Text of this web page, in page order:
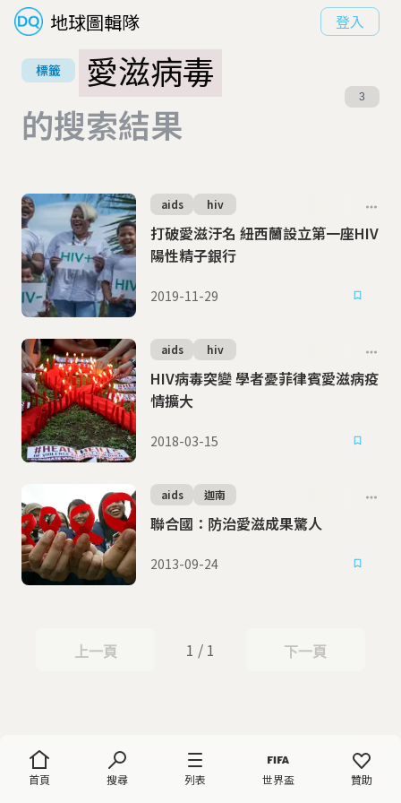
地球圖輯隊 登入
首頁 搜尋 列表 世界盃 贊助
標籤
愛滋病毒
的搜索結果
3
打破愛滋汙名 紐西蘭設立第一座HIV
陽性精子銀行
aids hiv
2019-11-29
HIV病毒突變 學者憂菲律賓愛滋病疫
情擴大
aids hiv
2018-03-15
聯合國：防治愛滋成果驚人
aids 迦南
2013-09-24
上一頁
上一頁 1 / 1 下一頁
下一頁